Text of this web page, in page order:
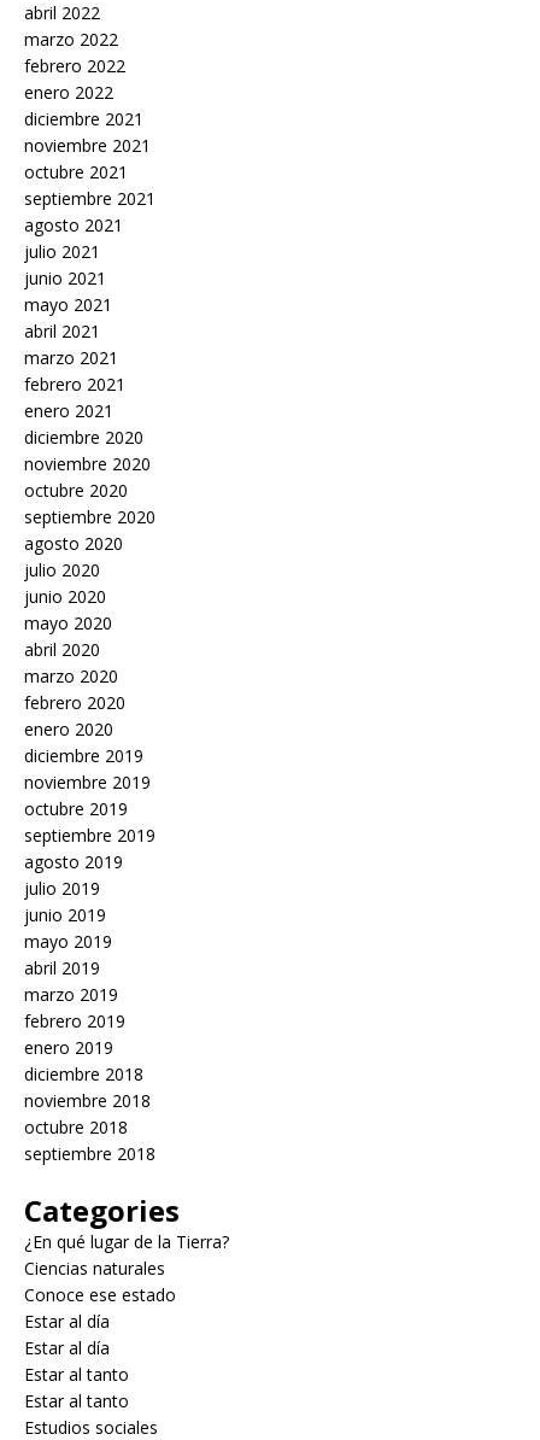
abril 2022
marzo 2022
febrero 2022
enero 2022
diciembre 2021
noviembre 2021
octubre 2021
septiembre 2021
agosto 2021
julio 2021
junio 2021
mayo 2021
abril 2021
marzo 2021
febrero 2021
enero 2021
diciembre 2020
noviembre 2020
octubre 2020
septiembre 2020
agosto 2020
julio 2020
junio 2020
mayo 2020
abril 2020
marzo 2020
febrero 2020
enero 2020
diciembre 2019
noviembre 2019
octubre 2019
septiembre 2019
agosto 2019
julio 2019
junio 2019
mayo 2019
abril 2019
marzo 2019
febrero 2019
enero 2019
diciembre 2018
noviembre 2018
octubre 2018
septiembre 2018
Categories
¿En qué lugar de la Tierra?
Ciencias naturales
Conoce ese estado
Estar al día
Estar al día
Estar al tanto
Estar al tanto
Estudios sociales